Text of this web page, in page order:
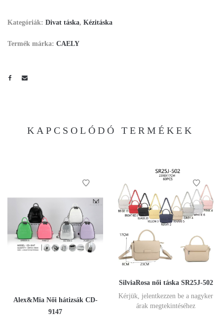
Kategóriák: Divat táska, Kézitáska
Termék márka: CAELY
KAPCSOLÓDÓ TERMÉKEK
Alex&Mia Női hátizsák CD-
9147
SilviaRosa női táska SR25J-502
Kérjük, jelentkezzen be a nagyker
árak megtekintéséhez